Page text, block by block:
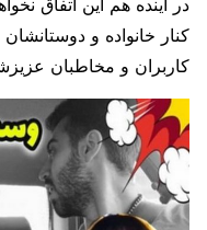
در آینده هم این اتفاق
کنار خانواده و
کاربران و مخاطبان